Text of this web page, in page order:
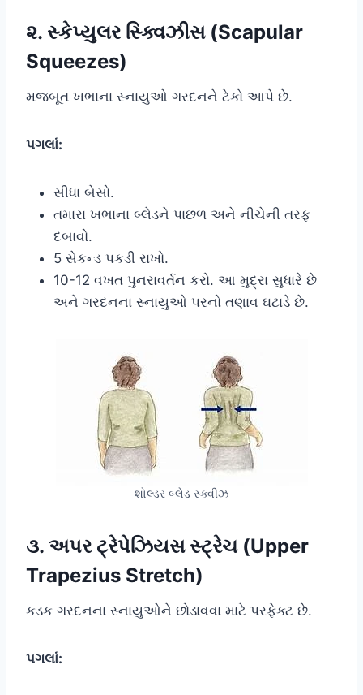
૨. સ્કેપ્યુલર સ્ક્વિઝીસ (Scapular
Squeezes)
મજબૂત ખભાના સ્નાયુઓ ગરદનને ટેકો આપે છે.
પગલાં:
સીધા બેસો.
તમારા ખભાના બ્લેડને પાછળ અને નીચેની તરફ
દબાવો.
5 સેકન્ડ પકડી રાખો.
10-12 વખત પુનરાવર્તન કરો. આ મુદ્રા સુધારે છે
અને ગરદનના સ્નાયુઓ પરનો તણાવ ઘટાડે છે.
શોલ્ડર બ્લેડ સ્ક્વીઝ
૩. અપર ટ્રેપેઝિયસ સ્ટ્રેચ (Upper
Trapezius Stretch)
કડક ગરદનના સ્નાયુઓને છોડાવવા માટે પરફેક્ટ છે.
પગલાં: